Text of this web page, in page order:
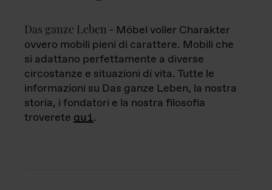
Das ganze Leben - Möbel voller Charakter
ovvero mobili pieni di carattere. Mobili che
si adattano perfettamente a diverse
circostanze e situazioni di vita. Tutte le
informazioni su Das ganze Leben, la nostra
storia, i fondatori e la nostra filosofia
troverete qui.